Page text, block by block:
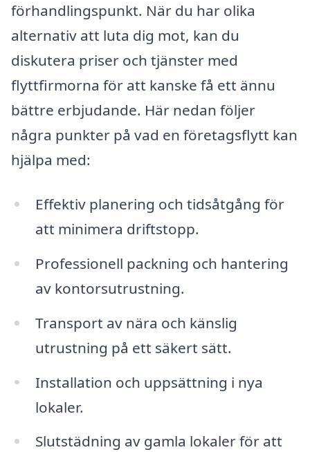
förhandlingspunkt. När du har olika
alternativ att luta dig mot, kan du
diskutera priser och tjänster med
flyttfirmorna för att kanske få ett ännu
bättre erbjudande. Här nedan följer
några punkter på vad en företagsflytt kan
hjälpa med:
Effektiv planering och tidsåtgång för
att minimera driftstopp.
Professionell packning och hantering
av kontorsutrustning.
Transport av nära och känslig
utrustning på ett säkert sätt.
Installation och uppsättning i nya
lokaler.
Slutstädning av gamla lokaler för att